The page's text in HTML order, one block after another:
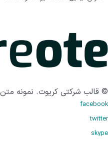
© قالب شرکتی کریوت. نمونه
facebook
twitter
skype